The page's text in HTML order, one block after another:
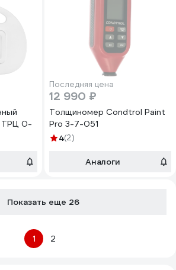
ТРЦ 0-
Последняя цена
12 990 ₽
Толщиномер Condtrol Paint
Pro 3-7-051
4(2)
Аналоги
Показать еще 26
1 2